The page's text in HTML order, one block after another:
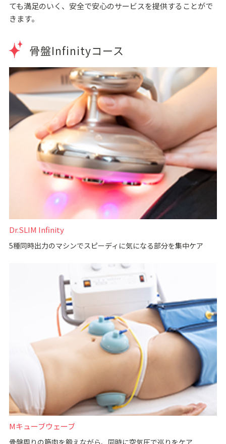
ても満足のいく、安全で安心のサービスを提供することがで
きます。
骨盤Infinityコース
Dr.SLIM Infinity
5種同時出力のマシンでスピーディに気になる部分を集中ケア
Mキューブウェーブ
骨盤周りの筋肉を鍛えながら、同時に空気圧で巡りをケア